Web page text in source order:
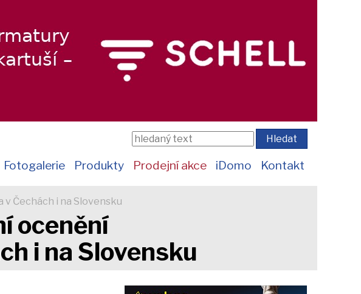
Fotogalerie Produkty Prodejní akce iDomo Kontakt
Čechách i na Slovensku
ocenění
i na Slovensku